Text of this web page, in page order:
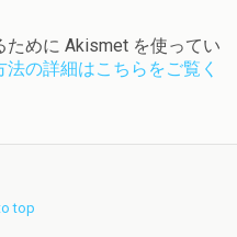
めに Akismet を使ってい
の詳細はこちらをご覧く
top